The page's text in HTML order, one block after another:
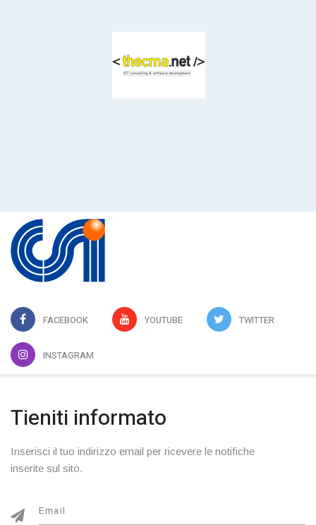
FACEBOOK YOUTUBE TWITTER
INSTAGRAM
Tieniti informato
Inserisci il tuo indirizzo email per ricevere le notifiche
inserite sul sito.